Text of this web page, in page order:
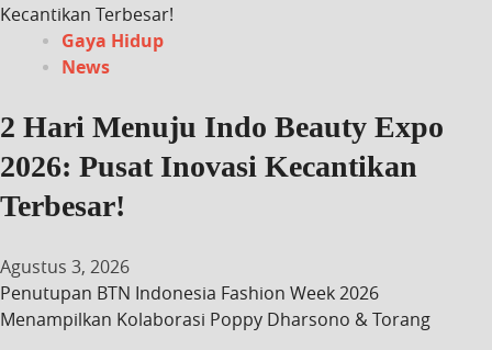
Kecantikan Terbesar!
Gaya Hidup
News
2 Hari Menuju Indo Beauty Expo
2026: Pusat Inovasi Kecantikan
Terbesar!
Agustus 3, 2026
Penutupan BTN Indonesia Fashion Week 2026
Menampilkan Kolaborasi Poppy Dharsono & Torang